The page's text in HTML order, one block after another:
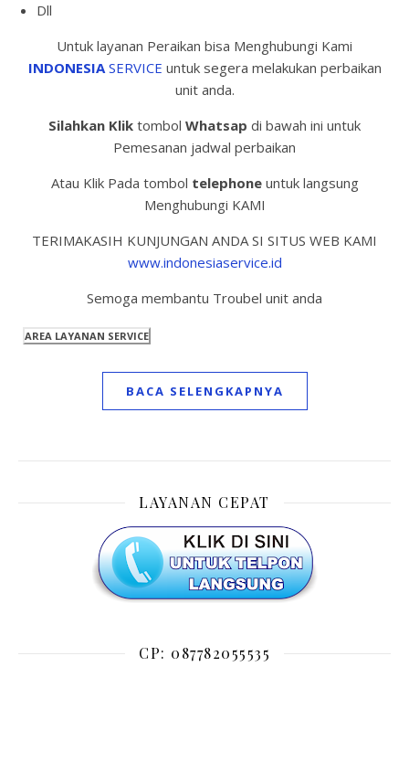
Dll
Untuk layanan Peraikan bisa Menghubungi Kami
INDONESIASERVICE untuk segera melakukan perbaikan
unit anda.
Silahkan Klik tombol Whatsap di bawah ini untuk
Pemesanan jadwal perbaikan
Atau Klik Pada tombol telephoneuntuk langsung
Menghubungi KAMI
TERIMAKASIH KUNJUNGAN ANDA SI SITUS WEB KAMI
www.indonesiaservice.id
Semoga membantu Troubel unit anda
BACA SELENGKAPNYA
LAYANAN CEPAT
CP: 087782055535